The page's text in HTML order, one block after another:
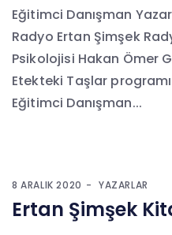
Eğitimci Danışman
Radyo Ertan Şimşek
Psikolojisi Hakan Ömer
Etekteki Taşlar
Eğitimci Danışman...
8 ARALIK 2020 YAZARLAR
Ertan Şimşek